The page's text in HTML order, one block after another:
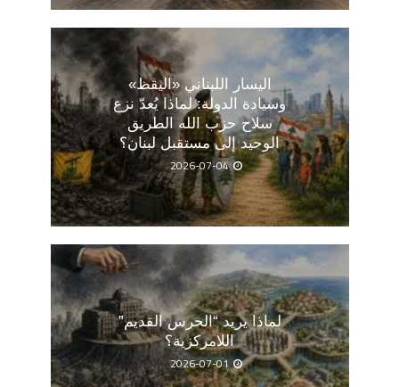
اليسار اللبناني «اليقظ»
وسيادة الدولة: لماذا يُعدّ نزع
سلاح حزب الله الطريق
الوحيد إلى مستقبل لبنان؟
2026-07-04
لماذا يريد “الحرس القديم”
اللامركزية؟
2026-07-01